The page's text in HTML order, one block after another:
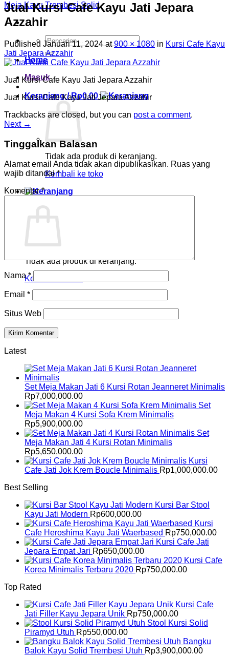
Pencarian
untuk:
Home
Masuk
Keranjang /Rp0.00
Tidak ada produk di keranjang.
Kembali ke toko
Tidak ada produk di keranjang.
Kembali ke toko
Jual Kursi Cafe Kayu Jati Jepara
Azzahir
Published Januari 11, 2024at900 × 1080 in Kursi Cafe Kayu
Jati Jepara Azzahir
Jual Kursi Cafe Kayu Jati Jepara Azzahir
Jual Kursi Cafe Kayu Jati Jepara Azzahir
Trackbacks are closed, but you can post a comment.
Next →
Tinggalkan Balasan
Alamat email Anda tidak akan dipublikasikan. Ruas yang
wajib ditandai*
Komentar*
Nama*
Email *
Situs Web
Latest
Set Meja Makan Jati 6 Kursi Rotan Jeanneret Minimalis
Rp7,000,000.00
Set
Meja Makan 4 Kursi Sofa Krem Minimalis
Rp5,900,000.00
Set
Meja Makan Jati 4 Kursi Rotan Minimalis
Rp5,650,000.00
Kursi
Cafe Jati Jok Krem Boucle Minimalis Rp1,000,000.00
Best Selling
Kursi Bar Stool
Kayu Jati Modern Rp600,000.00
Kursi
Cafe Heroshima Kayu Jati Waerbased Rp750,000.00
Kursi Cafe Jati
Jepara Empat Jari Rp650,000.00
Kursi Cafe
Korea Minimalis Terbaru 2020 Rp750,000.00
Top Rated
Kursi Cafe
Jati Filler Kayu Jepara Unik Rp750,000.00
Stool Kursi Solid
Piramyd Utuh Rp550,000.00
Bangku
Balok Kayu Solid Trembesi Utuh Rp3,900,000.00